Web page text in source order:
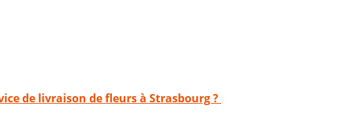
de livraison de fleurs à Strasbourg ?